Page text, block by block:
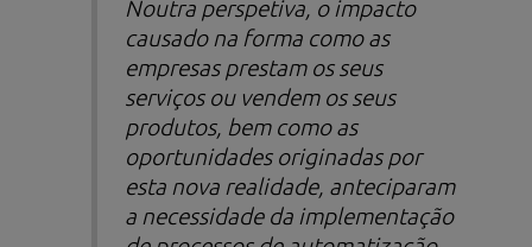
Noutra perspetiva, o impacto
causado na forma como as
empresas prestam os seus
serviços ou vendem os seus
produtos, bem como as
oportunidades originadas por
esta nova realidade, anteciparam
a necessidade da implementação